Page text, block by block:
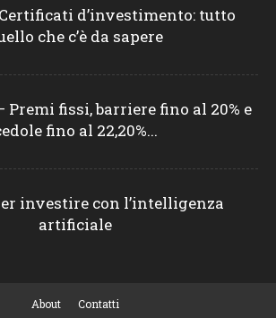
d’investimento: tutto
che c’è da sapere
Premi fissi, barriere fino al 20% e
fino al 22,20%...
investire con l’intelligenza
artificiale
About Contatti